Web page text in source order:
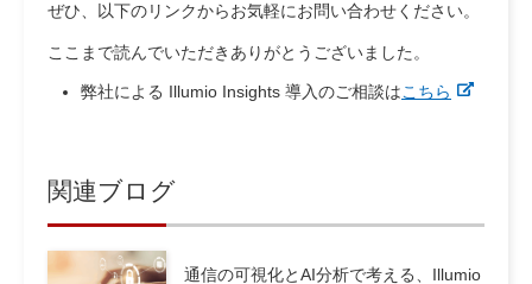
ぜひ、以下のリンクからお気軽にお問い合わせください。
ここまで読んでいただきありがとうございました。
弊社による Illumio Insights 導入のご相談はこちら
関連ブログ
通信の可視化とAI分析で考える、Illumio